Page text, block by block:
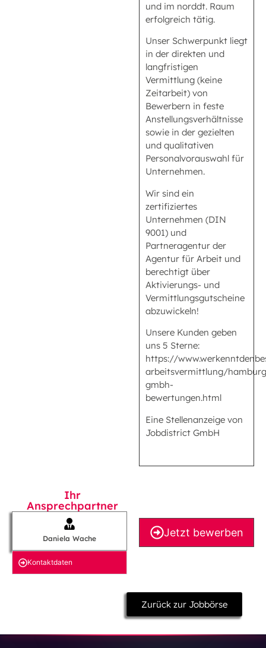
und im norddt. Raum
erfolgreich tätig.
Unser Schwerpunkt liegt
in der direkten und
langfristigen
Vermittlung (keine
Zeitarbeit) von
Bewerbern in feste
Anstellungsverhältnisse
sowie in der gezielten
und qualitativen
Personalvorauswahl für
Unternehmen.
Wir sind ein
zertifiziertes
Unternehmen (DIN
9001) und
Partneragentur der
Agentur für Arbeit und
berechtigt über
Aktivierungs- und
Vermittlungsgutscheine
abzuwickeln!
Unsere Kunden geben
uns 5 Sterne:
https://
arbeitsvermittlung/
gmbh-
bewertungen.html
Eine Stellenanzeige von
Jobdistrict GmbH
Ihr
Ansprechpartner
Daniela Wache
Kontakt­daten
Jetzt bewerben
Zurück zur Jobbörse